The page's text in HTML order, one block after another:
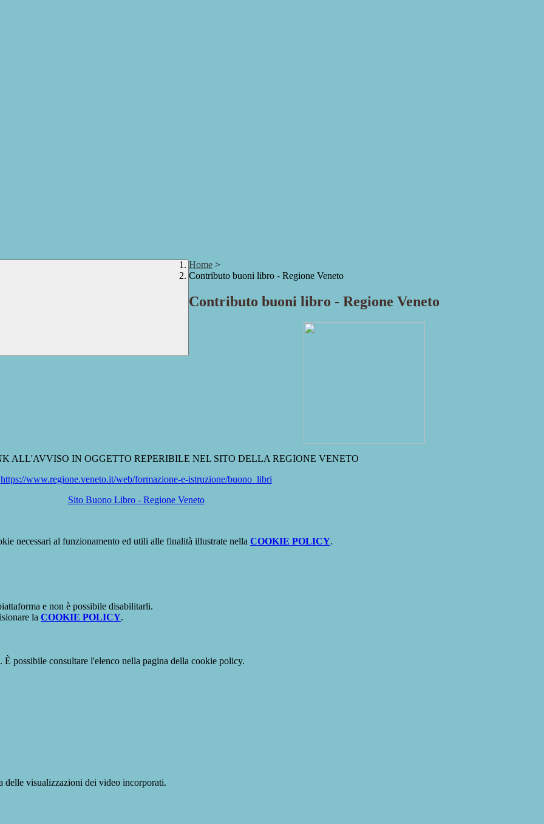
Home >
Contributo buoni libro - Regione Veneto
Contributo buoni libro - Regione Veneto
ALL'AVVISO IN OGGETTO REPERIBILE NEL SITO DELLA REGIONE VENETO
https://www.regione.veneto.it/web/formazione-e-istruzione/buono_libri
Sito Buono Libro - Regione Veneto
necessari al funzionamento ed utili alle finalità illustrate nella COOKIE POLICY.
e non è possibile disabilitarli.
la COOKIE POLICY.
possibile consultare l'elenco nella pagina della cookie policy.
delle visualizzazioni dei video incorporati.